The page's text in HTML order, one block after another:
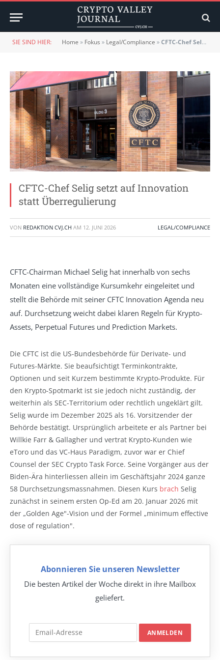
SIE SIND HIER: Home » Fokus » Legal/Compliance »CFTC-Chef Selig setzt auf Innovation statt Überregulierung
CFTC-Chef Selig setzt auf Innovation
statt Überregulierung
VON REDAKTION CVJ.CH AM 12. JUNI 2026 LEGAL/COMPLIANCE
CFTC-Chairman Michael Selig hat innerhalb von sechs
Monaten eine vollständige Kursumkehr eingeleitet und
stellt die Behörde mit seiner CFTC Innovation Agenda neu
auf. Durchsetzung weicht dabei klaren Regeln für Krypto-
Assets, Perpetual Futures und Prediction Markets.
Die CFTC ist die US-Bundesbehörde für Derivate- und
Futures-Märkte. Sie beaufsichtigt Terminkontrakte,
Optionen und seit Kurzem bestimmte Krypto-Produkte. Für
den Krypto-Spotmarkt ist sie jedoch nicht zuständig, der
weiterhin als SEC-Territorium oder rechtlich ungeklärt gilt.
Selig wurde im Dezember 2025 als 16. Vorsitzender der
Behörde bestätigt. Ursprünglich arbeitete er als Partner bei
Willkie Farr & Gallagher und vertrat Krypto-Kunden wie
eToro und das VC-Haus Paradigm, zuvor war er Chief
Counsel der SEC Crypto Task Force. Seine Vorgänger aus der
Biden-Ära hinterliessen allein im Geschäftsjahr 2024 ganze
58 Durchsetzungsmassnahmen. Diesen Kurs brach Selig
zunächst in seinem ersten Op-Ed am 20. Januar 2026 mit
der „Golden Age"-Vision und der Formel „minimum effective
dose of regulation".
Abonnieren Sie unseren Newsletter
Die besten Artikel der Woche direkt in ihre Mailbox
geliefert.